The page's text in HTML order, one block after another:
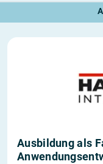
Ausbildung als